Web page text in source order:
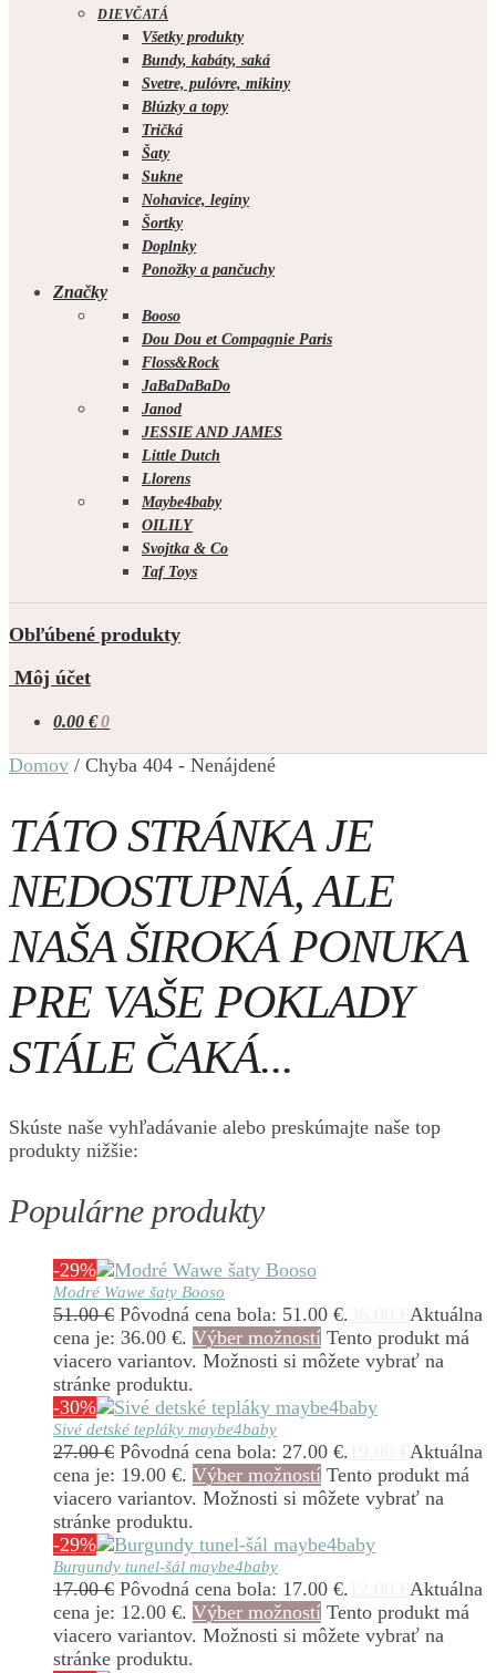
DIEVČATÁ
Všetky produkty
Bundy, kabáty, saká
Svetre, pulóvre, mikiny
Blúzky a topy
Tričká
Šaty
Sukne
Nohavice, legíny
Šortky
Doplnky
Ponožky a pančuchy
Značky
Booso
Dou Dou et Compagnie Paris
Floss&Rock
JaBaDaBaDo
Janod
JESSIE AND JAMES
Little Dutch
Llorens
Maybe4baby
OILILY
Svojtka & Co
Taf Toys
Obľúbené produkty
Môj účet
0.00 € 0
Domov / Chyba 404 - Nenájdené
TÁTO STRÁNKA JE
NEDOSTUPNÁ, ALE
NAŠA ŠIROKÁ PONUKA
PRE VAŠE POKLADY
STÁLE ČAKÁ...
Skúste naše vyhľadávanie alebo preskúmajte naše top
produkty nižšie:
Populárne produkty
-29%
Modré Wawe šaty Booso
51.00€ Pôvodná cena bola: 51.00 €.
Aktuálna
cena je: 36.00 €. Výber možností Tento produkt má
viacero variantov. Možnosti si môžete vybrať na
stránke produktu.
-30%
Sivé detské tepláky maybe4baby
27.00€ Pôvodná cena bola: 27.00 €.
Aktuálna
cena je: 19.00 €. Výber možností Tento produkt má
viacero variantov. Možnosti si môžete vybrať na
stránke produktu.
-29%
Burgundy tunel-šál maybe4baby
17.00€ Pôvodná cena bola: 17.00 €.
Aktuálna
cena je: 12.00 €. Výber možností Tento produkt má
viacero variantov. Možnosti si môžete vybrať na
stránke produktu.